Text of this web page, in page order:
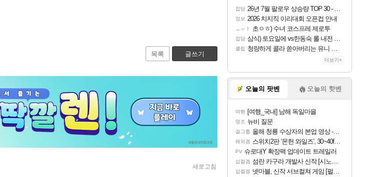
목록 글쓰기
새로고침
잡담 26년 7월 팔로우 상승량 TOP 30 - 월간 치지직
정보 2026 치지직 이리대회 오픈컵 안내
ㅗㅜㅑ 초ㅇㅎ) 수녀 코스프레 제로투
잡담 삼식) 토요일에 vs한동숙 롤 내전 예정
클립 청량하게 콜라 쏟아버리는 유니 ㅋㅋㅋ
더보기+
오늘의 팟벤 오늘의 핫벤
여행 [여행_국내] 남해 독일마을
명조 뉴비 질문
걸그룹 올해 청룡 수상자의 본업 영상 - 스테이씨 윤
해외겜 스위치2판 ‘몬헌 와일즈’, 30~40fps 목표 추정
PV 슈로대Y 확장팩 업데이트 트레일러
섭컬겜 섬란 카구라 개발사 신작 [시노비 넥서스] 연내 출시 예정
섭컬겜 넷마블, 신작 서브컬쳐 게임 [펄 인 블루] 티저 사이트 오픈